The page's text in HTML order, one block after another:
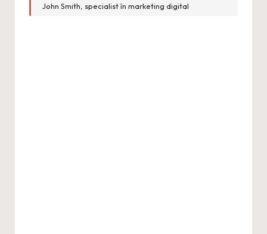
John Smith, specialist în marketing digital